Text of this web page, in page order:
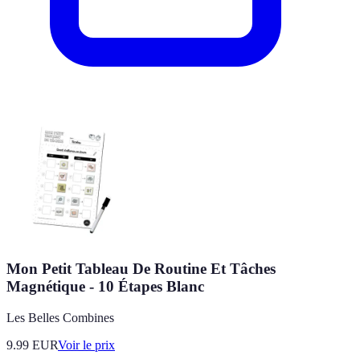
Mon Petit Tableau De Routine Et Tâches
Magnétique - 10 Étapes Blanc
Les Belles Combines
9.99 EURVoir le prix